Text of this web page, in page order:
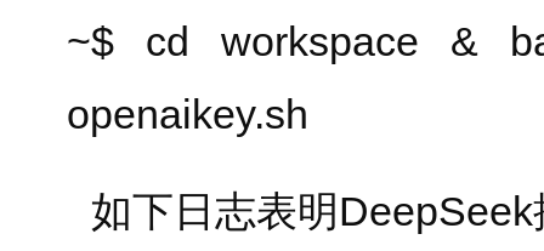
~$ cd workspace &
openaikey.sh
如下日志表明